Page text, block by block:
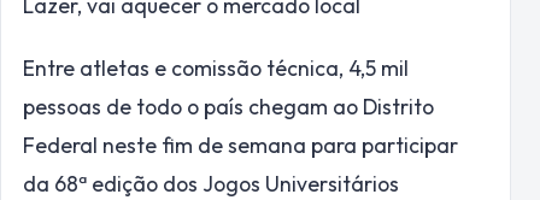
Entre atletas e comissão técnica, 4,5 mil
pessoas de todo o país chegam ao Distrito
Federal neste fim de semana para participar
da 68ª edição dos Jogos Universitários